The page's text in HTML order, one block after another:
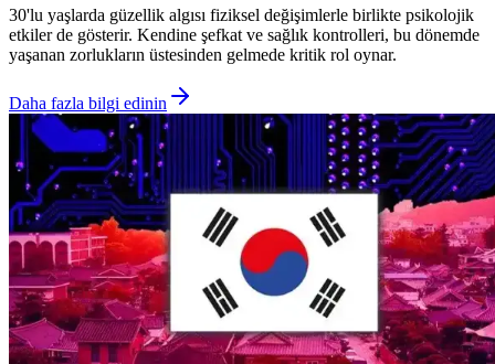
30'lu yaşlarda güzellik algısı fiziksel değişimlerle birlikte psikolojik
etkiler de gösterir. Kendine şefkat ve sağlık kontrolleri, bu dönemde
yaşanan zorlukların üstesinden gelmede kritik rol oynar.
Daha fazla bilgi edinin